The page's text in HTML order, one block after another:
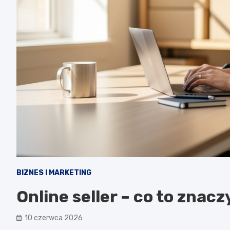
BIZNES I MARKETING
Online seller – co to
10 czerwca 2026